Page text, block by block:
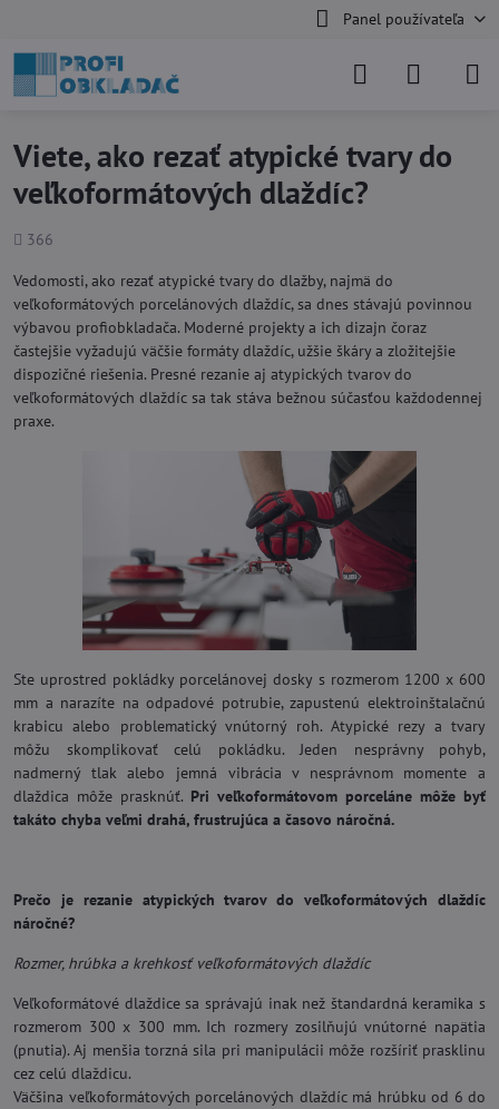
Panel používateľa
Viete, ako rezať atypické tvary do
veľkoformátových dlaždíc?
Počet
366
Vedomosti, ako rezať atypické tvary do dlažby, najmä do
veľkoformátových porcelánových dlaždíc, sa dnes stávajú povinnou
výbavou profiobkladača. Moderné projekty a ich dizajn čoraz
častejšie vyžadujú väčšie formáty dlaždíc, užšie škáry a zložitejšie
dispozičné riešenia. Presné rezanie aj atypických tvarov do
veľkoformátových dlaždíc sa tak stáva bežnou súčasťou každodennej
praxe.
Ste uprostred pokládky porcelánovej dosky s rozmerom 1200 x 600
mm a narazíte na odpadové potrubie, zapustenú elektroinštalačnú
krabicu alebo problematický vnútorný roh. Atypické rezy a tvary
môžu skomplikovať celú pokládku. Jeden nesprávny pohyb,
nadmerný tlak alebo jemná vibrácia v nesprávnom momente a
dlaždica môže prasknúť. Pri veľkoformátovom porceláne môže byť
takáto chyba veľmi drahá, frustrujúca a časovo náročná.
Prečo je rezanie atypických tvarov do veľkoformátových dlaždíc
náročné?
Rozmer, hrúbka a krehkosť veľkoformátových dlaždíc
Veľkoformátové dlaždice sa správajú inak než štandardná keramika s
rozmerom 300 x 300 mm. Ich rozmery zosilňujú vnútorné napätia
(pnutia). Aj menšia torzná sila pri manipulácii môže rozšíriť prasklinu
cez celú dlaždicu.
Väčšina veľkoformátových porcelánových dlaždíc má hrúbku od 6 do